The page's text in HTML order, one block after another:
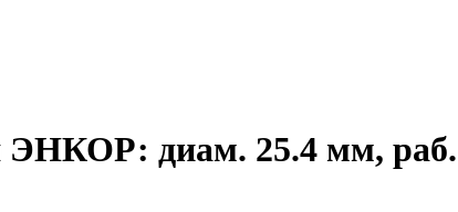
ЭНКОР: диам. 25.4 мм,